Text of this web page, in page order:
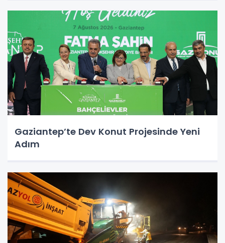
Gaziantep’te Dev Konut Projesinde Yeni
Adım